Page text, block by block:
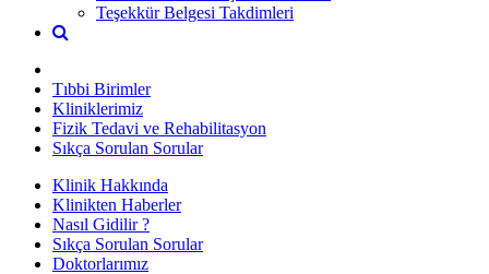
Teşekkür Belgesi Takdimleri
Tıbbi Birimler
Kliniklerimiz
Fizik Tedavi ve Rehabilitasyon
Sıkça Sorulan Sorular
Klinik Hakkında
Klinikten Haberler
Nasıl Gidilir ?
Sıkça Sorulan Sorular
Doktorlarımız